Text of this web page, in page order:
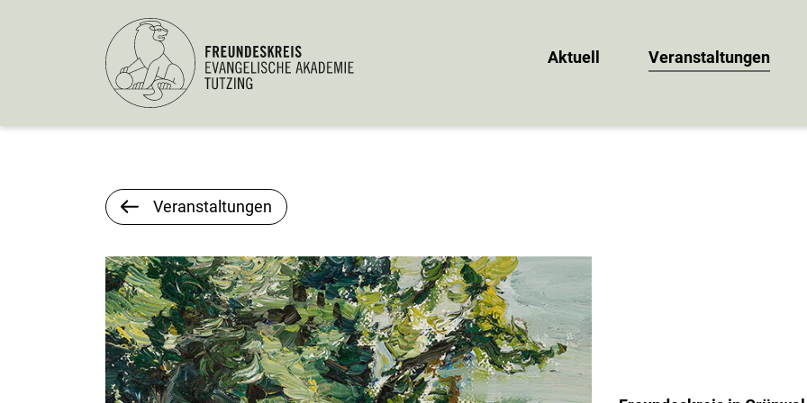
Aktuell Veranstaltungen
Veranstaltungen